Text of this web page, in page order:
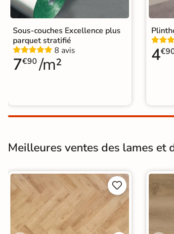
de carrelage en 3D pour
afficher nos produits
votre maison
réaliste
en
plusieurs
références
rapide
et gratuit
Tester le
simulateur 3D
Aucune inscription requise
Normes Certification CE
Origine
Sous-couches Excellence plus
parquet stratifié
8 avis
7€90 /m² 4
Meilleures ventes des lames et

